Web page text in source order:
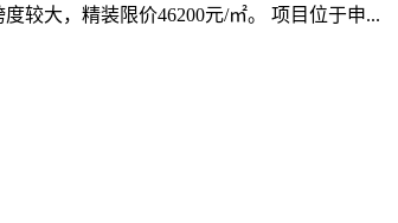
较大，精装限价46200元/㎡。 项目位于申...